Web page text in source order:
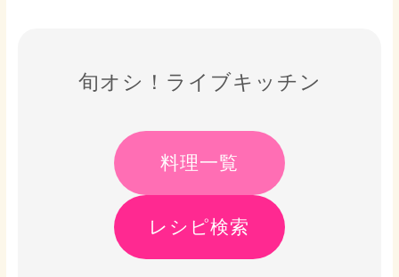
旬オシ！ライブキッチン
料理一覧
レシピ検索